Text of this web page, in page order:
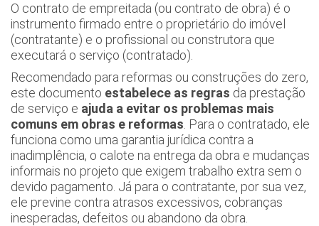
O contrato de empreitada (ou contrato de obra) é o
instrumento firmado entre o proprietário do imóvel
(contratante) e o profissional ou construtora que
executará o serviço (contratado).
Recomendado para reformas ou construções do zero,
este documento estabelece as regras da prestação
de serviço e ajuda a evitar os problemas mais
comuns em obras e reformas . Para o contratado, ele
funciona como uma garantia jurídica contra a
inadimplência, o calote na entrega da obra e mudanças
informais no projeto que exigem trabalho extra sem o
devido pagamento. Já para o contratante, por sua vez,
ele previne contra atrasos excessivos, cobranças
inesperadas, defeitos ou abandono da obra.